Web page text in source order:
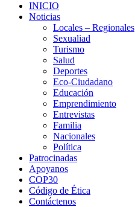
INICIO
Noticias
Locales – Regionales
Sexualiad
Turismo
Salud
Deportes
Eco-Ciudadano
Educación
Emprendimiento
Entrevistas
Familia
Nacionales
Política
Patrocinadas
Apoyanos
COP30
Código de Ética
Contáctenos